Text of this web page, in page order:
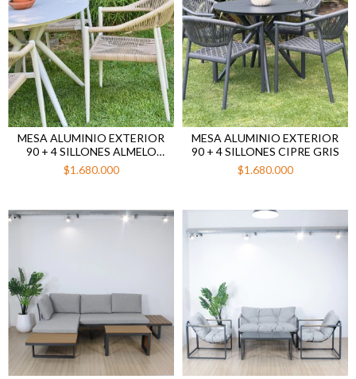
MESA ALUMINIO EXTERIOR
90 + 4 SILLONES ALMELO
BEIGE
$1.680.000
MESA ALUMINIO EXTERIOR
90 + 4 SILLONES CIPRE GRIS
$1.680.000